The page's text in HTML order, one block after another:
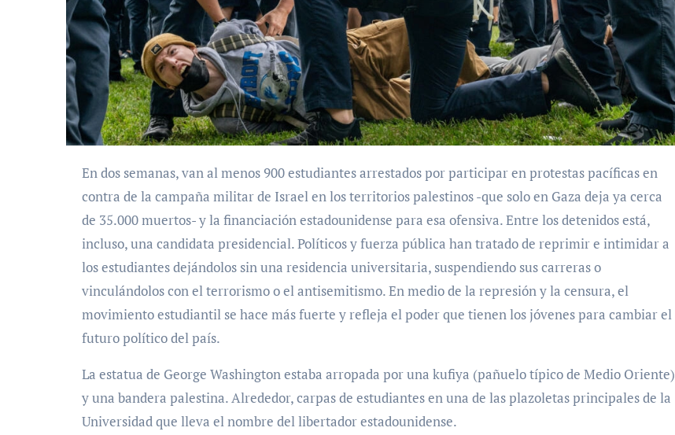
En dos semanas, van al menos 900 estudiantes arrestados por participar en protestas pacíficas en
contra de la campaña militar de Israel en los territorios palestinos -que solo en Gaza deja ya cerca
de 35.000 muertos- y la financiación estadounidense para esa ofensiva. Entre los detenidos está,
incluso, una candidata presidencial. Políticos y fuerza pública han tratado de reprimir e intimidar a
los estudiantes dejándolos sin una residencia universitaria, suspendiendo sus carreras o
vinculándolos con el terrorismo o el antisemitismo. En medio de la represión y la censura, el
movimiento estudiantil se hace más fuerte y refleja el poder que tienen los jóvenes para cambiar el
futuro político del país.
La estatua de George Washington estaba arropada por una kufiya (pañuelo típico de Medio Oriente)
y una bandera palestina. Alrededor, carpas de estudiantes en una de las plazoletas principales de la
Universidad que lleva el nombre del libertador estadounidense.